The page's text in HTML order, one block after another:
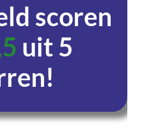
scoren
uit 5